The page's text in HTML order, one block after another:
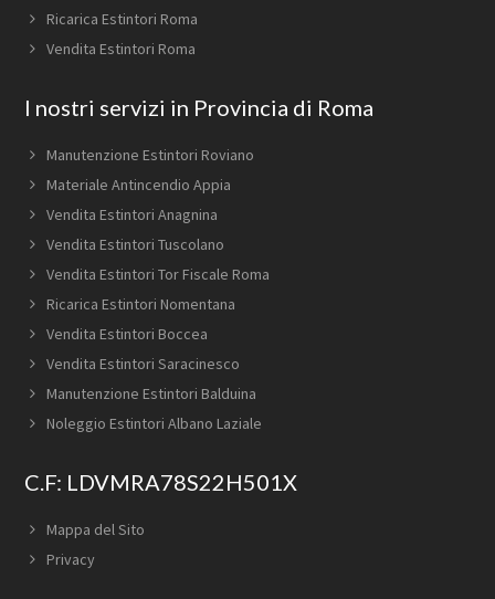
Ricarica Estintori Roma
Vendita Estintori Roma
I nostri servizi in Provincia di Roma
Manutenzione Estintori Roviano
Materiale Antincendio Appia
Vendita Estintori Anagnina
Vendita Estintori Tuscolano
Vendita Estintori Tor Fiscale Roma
Ricarica Estintori Nomentana
Vendita Estintori Boccea
Vendita Estintori Saracinesco
Manutenzione Estintori Balduina
Noleggio Estintori Albano Laziale
C.F: LDVMRA78S22H501X
Mappa del Sito
Privacy